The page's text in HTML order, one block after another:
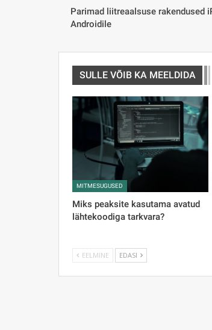
Parimad liitreaalsuse rakendused
Androidile
SULLE VÕIB KA MEELDIDA
MITMESUGUSED
Miks peaksite kasutama avatud
lähtekoodiga tarkvara?
EELMINE EDASI